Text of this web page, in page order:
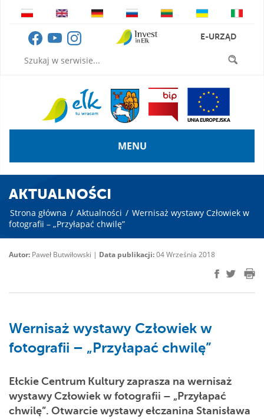
E-URZĄD
MENU
AKTUALNOŚCI
Strona główna / Aktualności / Wernisaż wystawy Człowiek w
fotografii – „Przyłapać chwilę”
Autor: Paweł Butwiłowski | Data publikacji:04 Września 2018
Wernisaż wystawy Człowiek w
fotografii – „Przyłapać chwilę”
Ełckie Centrum Kultury zaprasza na wernisaż
wystawyCzłowiek w fotografii – „Przyłapać
chwilę”. Otwarcie wystawyełczanina Stanisława